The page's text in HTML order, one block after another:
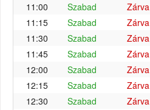
11:00
Szabad Zárva
11:15
Szabad Zárva
11:30
Szabad Zárva
11:45
Szabad Zárva
12:00
Szabad Zárva
12:15
Szabad Zárva
12:30
Szabad Zárva